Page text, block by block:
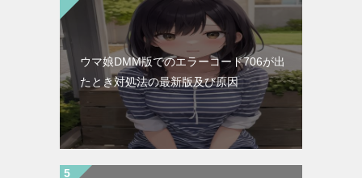
ウマ娘DMM版でのエラーコード706が出
たとき対処法の最新版及び原因